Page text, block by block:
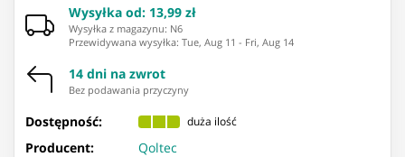
Wysyłka od: 13,99 zł
Wysyłka z magazynu: ⁨N6⁩
Przewidywana wysyłka: Tue, Aug 11 - Fri, Aug 14
14 dni na zwrot
Bez podawania przyczyny
Dostępność: duża ilość
Producent:
Qoltec